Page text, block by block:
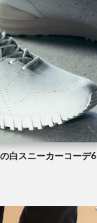
白スニーカーコーデ6